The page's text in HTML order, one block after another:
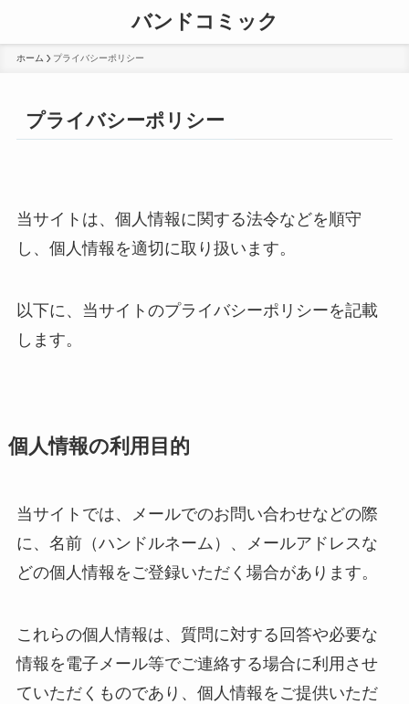
バンドコミック
ホーム プライバシーポリシー
プライバシーポリシー
当サイトは、個人情報に関する法令などを順守
し、個人情報を適切に取り扱います。
以下に、当サイトのプライバシーポリシーを記載
します。
個人情報の利用目的
当サイトでは、メールでのお問い合わせなどの際
に、名前（ハンドルネーム）、メールアドレスな
どの個人情報をご登録いただく場合があります。
これらの個人情報は、質問に対する回答や必要な
情報を電子メール等でご連絡する場合に利用させ
ていただくものであり、個人情報をご提供いただ